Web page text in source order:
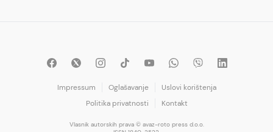
Impressum Oglašavanje
Uslovi korištenja
Politika privatnosti
Kontakt
Vlasnik autorskih prava © avaz-roto press d.o.o.